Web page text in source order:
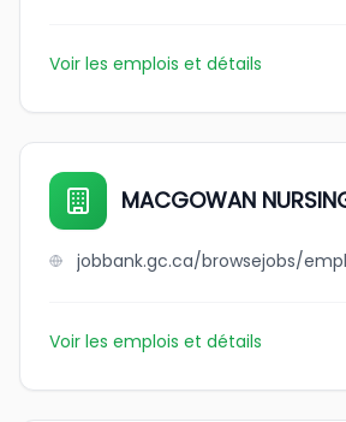
Voir les emplois et détails
MACGOWAN
Voir les emplois et détails